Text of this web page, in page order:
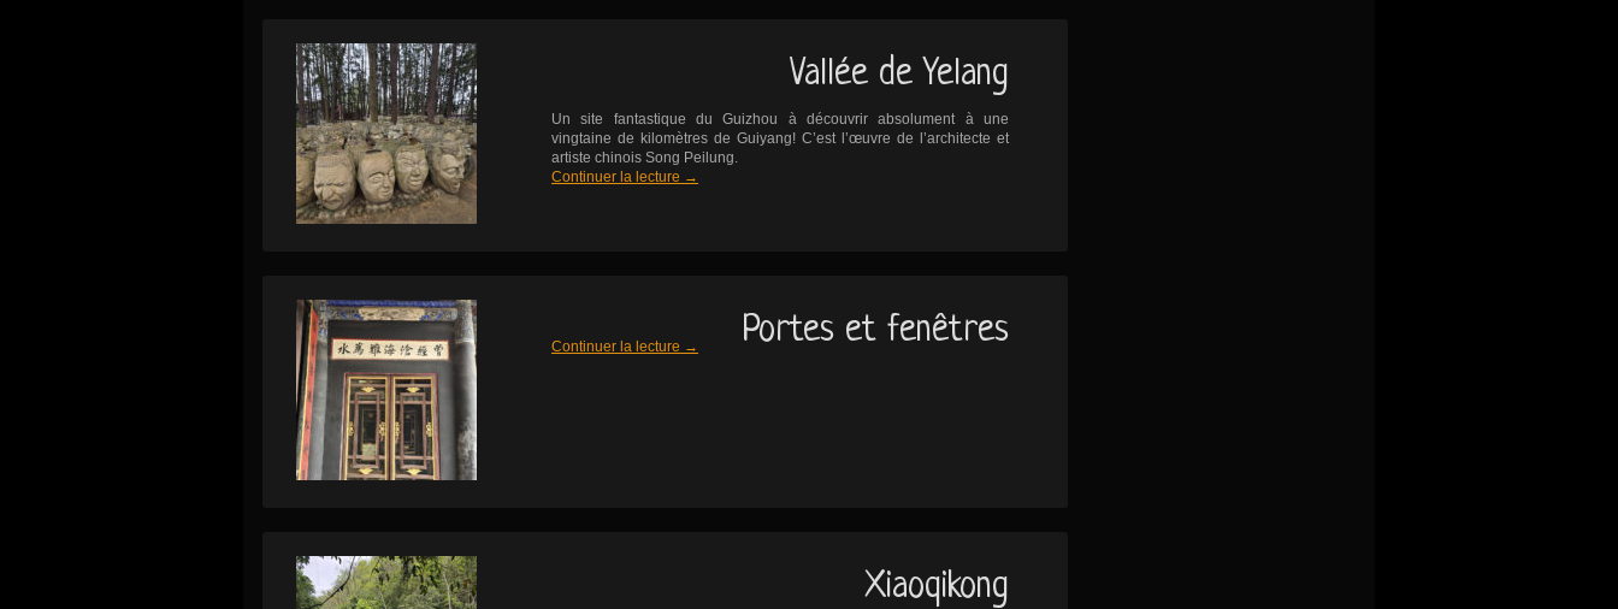
Vallée de Yelang
Un site fantastique du Guizhou à découvrir absolument à une
vingtaine de kilomètres de Guiyang! C’est l’œuvre de l’architecte et
artiste chinois Song Peilung.
Continuer la lecture →
Portes et fenêtres
Continuer la lecture →
Xiaoqikong